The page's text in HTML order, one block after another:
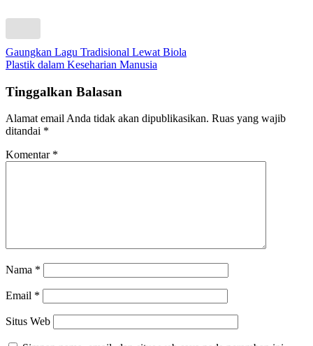
Navigasi
pos
Gaungkan Lagu Tradisional Lewat Biola
Plastik dalam Keseharian Manusia
Tinggalkan Balasan
Alamat email Anda tidak akan dipublikasikan. Ruas yang wajib
ditandai *
Komentar *
Nama *
Email *
Situs Web